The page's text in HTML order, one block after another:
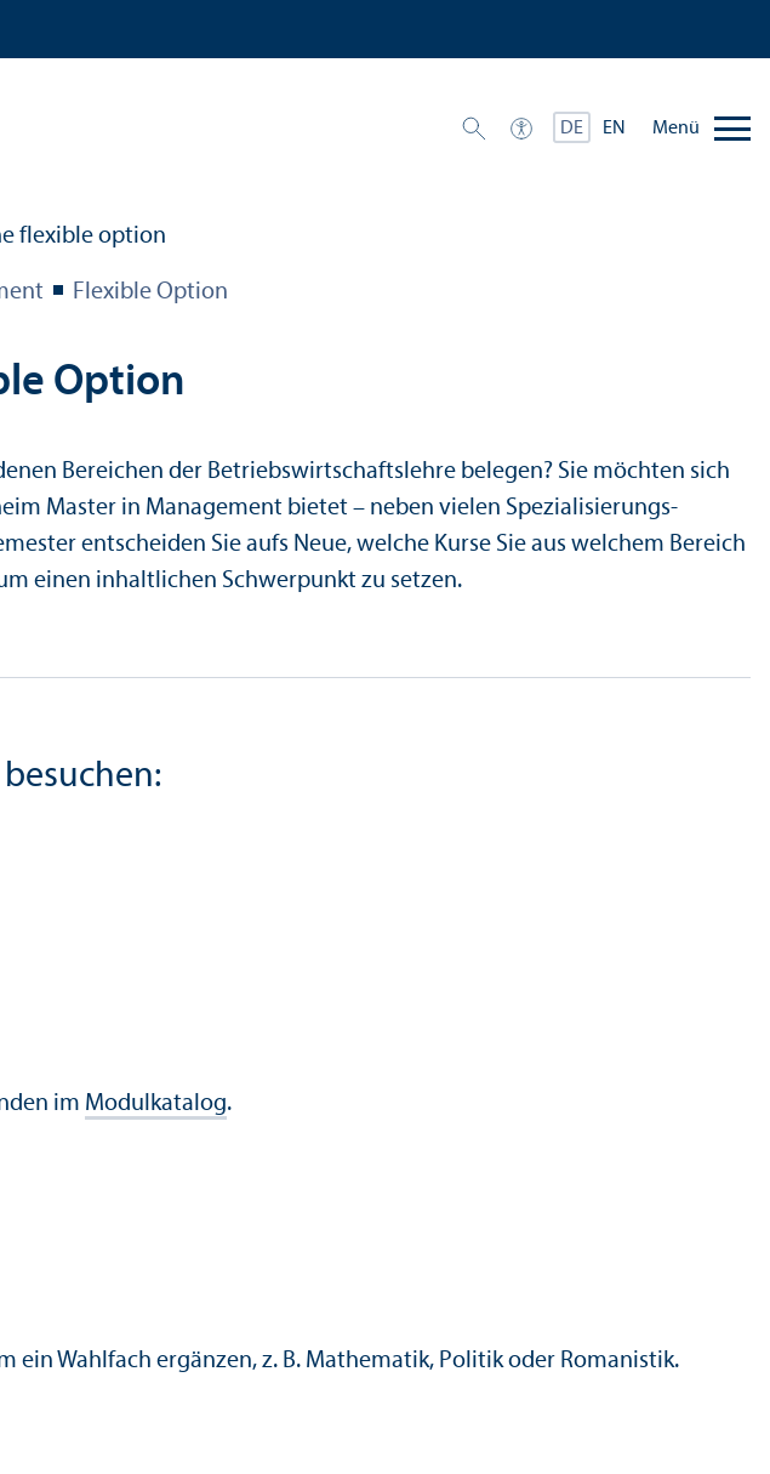
DE EN Menü
Flexible Option
Option
Bereichen der Betriebs­wirtschafts­lehre belegen? Sie möchten sich
Master in Management bietet – neben vielen Spezialisierungs­
entscheiden Sie aufs Neue, welche Kurse Sie aus welchem Bereich
einen inhaltlichen Schwerpunkt zu setzen.
im Modulkatalog.
Wahlfach ergänzen, z. B. Mathematik, Politik oder Romanistik.